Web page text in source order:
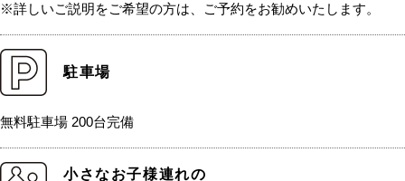
※詳しいご説明をご希望の方は、ご予約をお勧めいたします。
駐車場
無料駐車場 200台完備
小さなお子様連れの